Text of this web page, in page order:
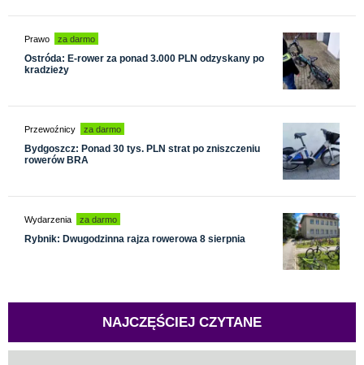
Prawo za darmo
Ostróda: E-rower za ponad 3.000 PLN odzyskany po
kradzieży
Przewoźnicy za darmo
Bydgoszcz: Ponad 30 tys. PLN strat po zniszczeniu
rowerów BRA
Wydarzenia za darmo
Rybnik: Dwugodzinna rajza rowerowa 8 sierpnia
NAJCZĘŚCIEJ CZYTANE